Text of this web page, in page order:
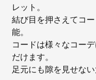
レット。
結び目を押さえてコ
能。
コードは様々なコー
だけます。
足元にも隙を見せな